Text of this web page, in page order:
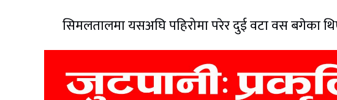
सिमलतालमा यसअघि पहिरोमा परेर दुई वटा वस बगेका